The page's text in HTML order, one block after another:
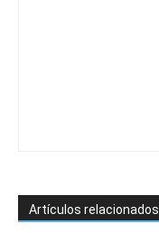
Artículos relacionados